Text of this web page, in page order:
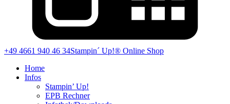
+49 4661 940 46 34Stampin´ Up!® Online Shop
Home
Infos
Stampin’ Up!
EPB Rechner